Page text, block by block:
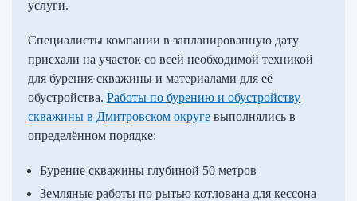
услуги.
Специалисты компании в запланированную дату
приехали на участок со всей необходимой техникой
для бурения скважины и материалами для её
обустройства. Работы по бурению и обустройству
скважины в Дмитровском округе выполнялись в
определённом порядке:
Бурение скважины глубиной 50 метров
Земляные работы по рытью котлована для кессона